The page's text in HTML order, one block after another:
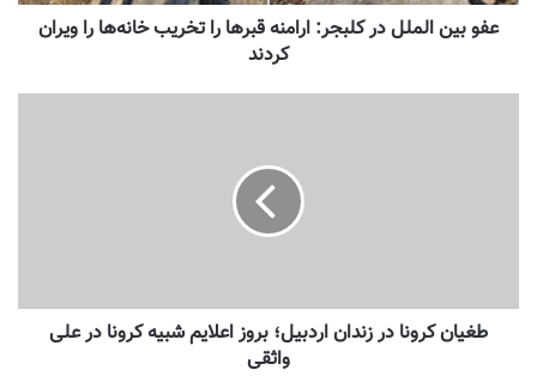
عفو بین الملل در کلبجر: ارامنه قبرها را تخریب خانه‌ها را ویران
کردند
طغیان کرونا در زندان اردبیل؛ بروز اعلایم شبیه کرونا در علی
واثقی